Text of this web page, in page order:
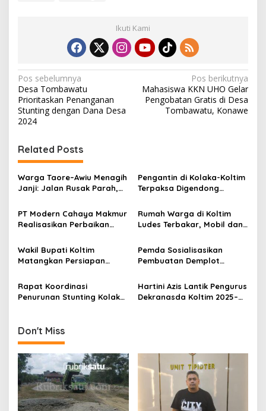
Ikuti Kami
N
a
v
i
g
a
s
i
p
o
s
Pos sebelumnya
Desa Tombawatu
Prioritaskan Penanganan
Stunting dengan Dana Desa
2024
Pos berikutnya
Mahasiswa KKN UHO Gelar
Pengobatan Gratis di Desa
Tombawatu, Konawe
Related Posts
Warga Taore–Awiu Menagih
Janji: Jalan Rusak Parah,
Pengantin di Kolaka-Koltim
Terpaksa Digendong
Jembatan Rusak
PT Modern Cahaya Makmur
Realisasikan Perbaikan
Didukung Penuh Pemkab
Konawe
Rumah Warga di Koltim
Ludes Terbakar, Mobil dan
Hangus
Wakil Bupati Koltim
Matangkan Persiapan
untuk Pembangunan Brigif
di Ueesi
Pemda Sosialisasikan
Pembuatan Demplot
Transmigrasi Desa
Tongauna
Rapat Koordinasi
Penurunan Stunting Kolaka
Hartini Azis Lantik Pengurus
Dekranasda Koltim 2025–
Don't Miss